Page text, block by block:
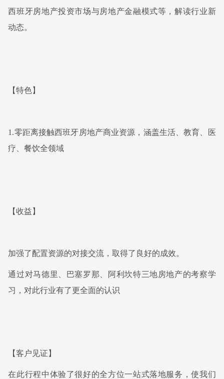
西班牙房地产投资市场与房地产金融模式等，解读行业新
动态。
【特色】
1.零距离接触西班牙房地产商业资源，涵盖生活、教育、医
疗、餐饮全领域
【收益】
加强了配置资源的对接交流，取得了良好的成效。
通过对马德里、巴塞罗那、阿利坎特三地房地产的考察学
习，对此行业有了更全面的认识
【客户见证】
在此行程中体验了很好的全方位一站式落地服务，使我们